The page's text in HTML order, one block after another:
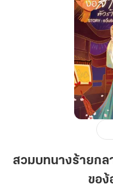
นาง
ลาย
สวมบทนางร้ายกล
ของ้